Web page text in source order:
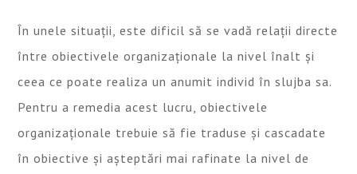
În unele situații, este dificil să se vadă relații directe
între obiectivele organizaționale la nivel înalt și
ceea ce poate realiza un anumit individ în slujba sa.
Pentru a remedia acest lucru, obiectivele
organizaționale trebuie să fie traduse și cascadate
în obiective și așteptări mai rafinate la nivel de